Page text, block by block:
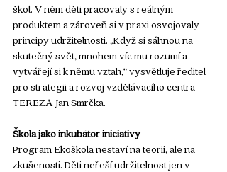
škol. V něm děti pracovaly s reálným
produktem a zároveň si v praxi osvojovaly
principy udržitelnosti. „Když si sáhnou na
skutečný svět, mnohem víc mu rozumí a
vytvářejí si k němu vztah,“ vysvětluje ředitel
pro strategii a rozvoj vzdělávacího centra
TEREZA Jan Smrčka.
Škola jako inkubátor iniciativy
Program Ekoškola nestaví na teorii, ale na
zkušenosti. Děti neřeší udržitelnost jen v